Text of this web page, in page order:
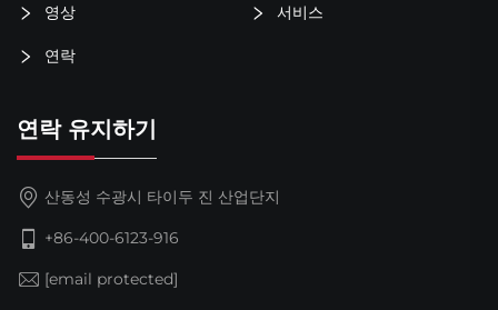
영상 서비스
연락
연락 유지하기
산동성 수광시 타이두 진 산업단지
+86-400-6123-916
[email protected]